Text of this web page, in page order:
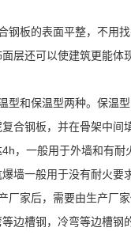
钢板的表面平整，不用
层还可以使建筑更能体
型和保温型两种。保温
合钢板，并在骨架中间
，一般用于外墙和有耐
墙一般用于没有耐火要
厂家后，需要由生产厂
边槽钢，冷弯等边槽钢